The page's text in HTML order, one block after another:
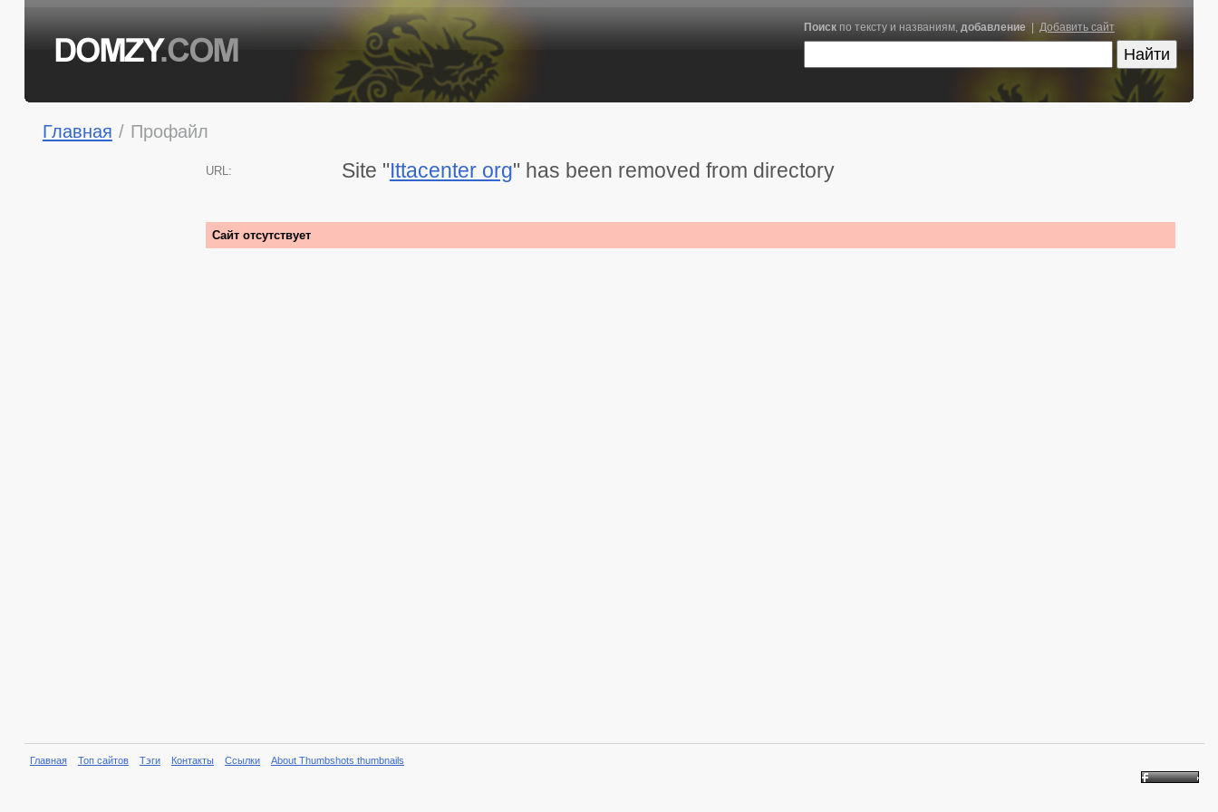
Поискпо тексту и названиям, добавление| Добавить сайт
Главная / Профайл
URL: Site "Ittacenter org" has been removed from directory
Сайт отсутствует
Главная Топ сайтов Тэги Контакты Ссылки About Thumbshots thumbnails